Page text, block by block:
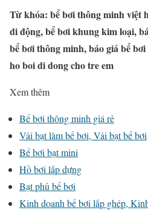
Từ khóa: bể bơi thông minh việt
di động, bể bơi khung kim loại,
bể bơi thông minh, báo giá bể
ho boi di dong cho tre em
Xem thêm
Bể bơi thông minh giá rẻ
Vải bạt làm bể bơi, Vải bạt bể bơi
Bể bơi bạt mini
Hồ bơi lắp dựng
Bạt phủ bể bơi
Kinh doanh bể bơi lắp ghép,